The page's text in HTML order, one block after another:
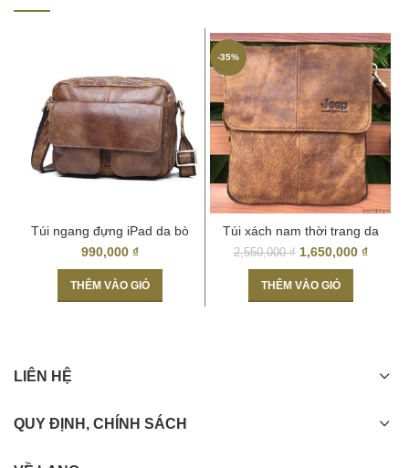
Túi ngang đựng iPad da bò
miếng giá rẻ KT48
990,000 ₫
THÊM VÀO GIỎ
-35%
Túi xách nam thời trang da
thật Hà Nội Jeep 028
2,550,000₫ 1,650,000 ₫
THÊM VÀO GIỎ
LIÊN HỆ
QUY ĐỊNH, CHÍNH SÁCH